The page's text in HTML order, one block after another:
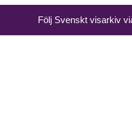
Följ Svenskt visarkiv